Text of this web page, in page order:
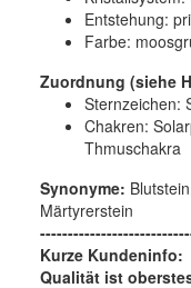
Entstehung:
Farbe:
Zuordnung (siehe
Sternzeichen:
Chakren:
Thmuschakra
Synonyme:
Märtyrerstein
Kurze Kundeninfo:
Qualität ist